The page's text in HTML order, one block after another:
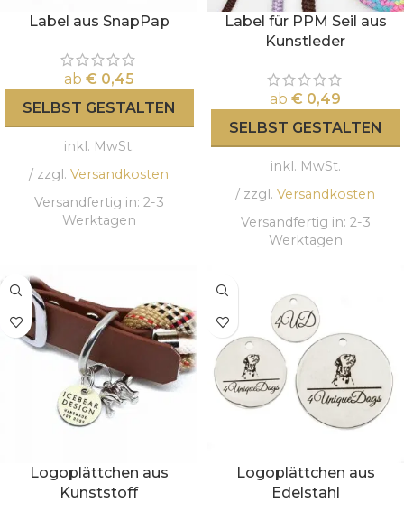
Label aus SnapPap
ab € 0,45
SELBST GESTALTEN
inkl. MwSt.
/ zzgl. Versandkosten
Versandfertig in: 2-3
Werktagen
Label für PPM Seil aus
Kunstleder
ab € 0,49
SELBST GESTALTEN
inkl. MwSt.
/ zzgl. Versandkosten
Versandfertig in: 2-3
Werktagen
Logoplättchen aus
Kunststoff
Logoplättchen aus
Edelstahl